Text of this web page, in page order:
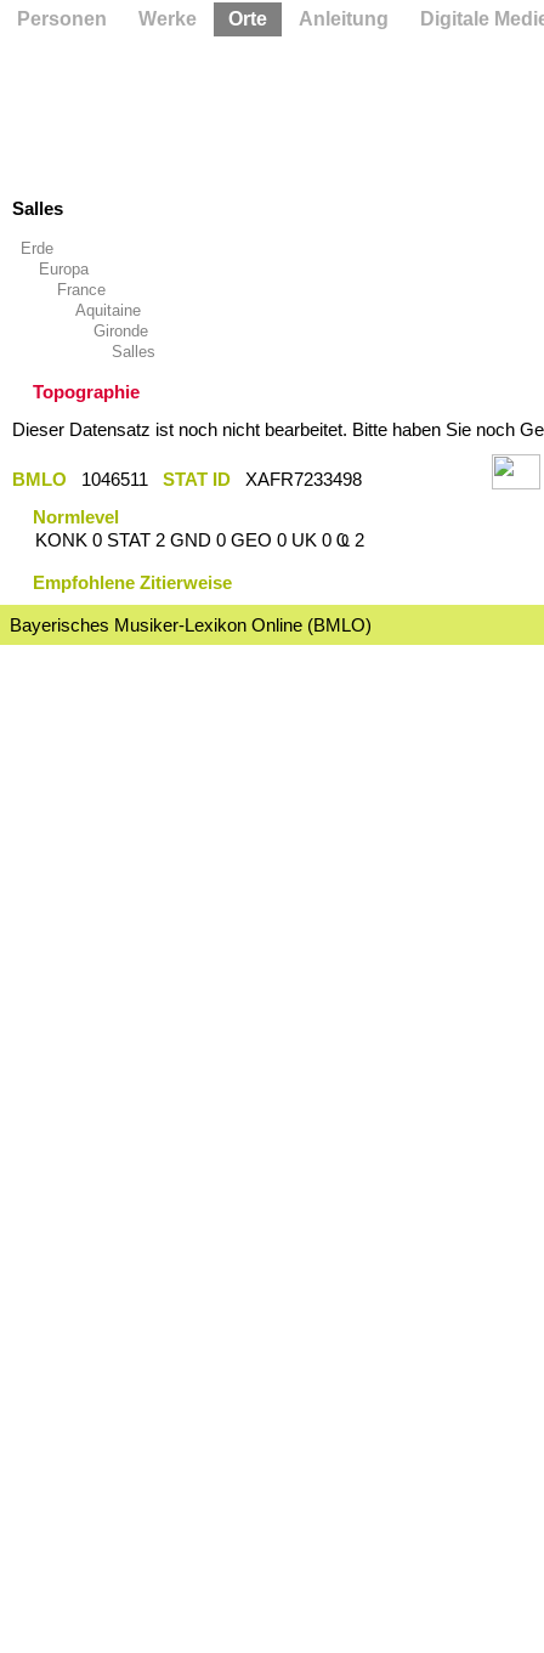
Salles
Erde
Europa
France
Aquitaine
Gironde
Salles
Topographie
Dieser Datensatz ist noch nicht bearbeitet. Bitte haben Sie noch
BMLO 1046511 STAT ID
XAFR7233498
Normlevel
KONK 0 STAT 2 GND 0 GEO 0 UK 0 Ҩ 2
Empfohlene Zitierweise
Bayerisches Musiker-Lexikon Online (BMLO)
Personen Werke Orte Anleitung Digitale